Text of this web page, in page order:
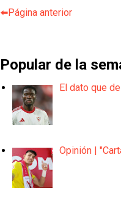
⬅️Página anterior
Popular de la
El dato que
Opinión |